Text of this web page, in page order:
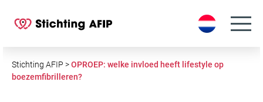
Stichting AFIP >OPROEP: welke invloed heeft lifestyle op
boezemfibrilleren?